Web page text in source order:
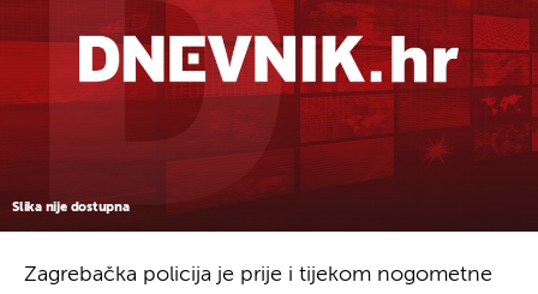
Slika nije dostupna
Zagrebačka policija je prije i tijekom nogometne